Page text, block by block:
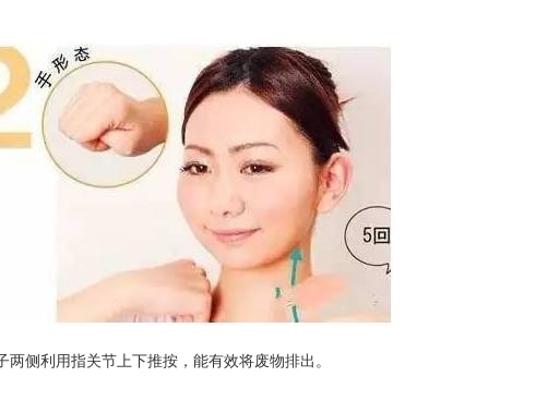
侧利用指关节上下推按，能有效将废物排出。